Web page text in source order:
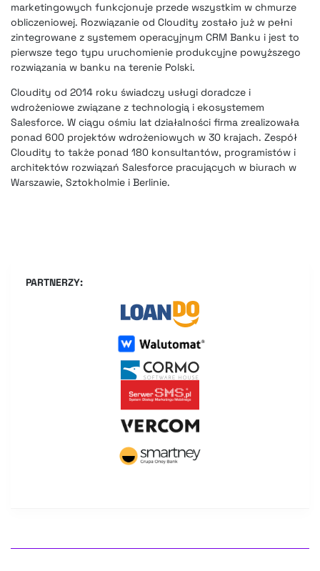
marketingowych funkcjonuje przede wszystkim w chmurze
obliczeniowej. Rozwiązanie od Cloudity zostało już w pełni
zintegrowane z systemem operacyjnym CRM Banku i jest to
pierwsze tego typu uruchomienie produkcyjne powyższego
rozwiązania w banku na terenie Polski.
Cloudity od 2014 roku świadczy usługi doradcze i
wdrożeniowe związane z technologią i ekosystemem
Salesforce. W ciągu ośmiu lat działalności firma zrealizowała
ponad 600 projektów wdrożeniowych w 30 krajach. Zespół
Cloudity to także ponad 180 konsultantów, programistów i
architektów rozwiązań Salesforce pracujących w biurach w
Warszawie, Sztokholmie i Berlinie.
PARTNERZY: